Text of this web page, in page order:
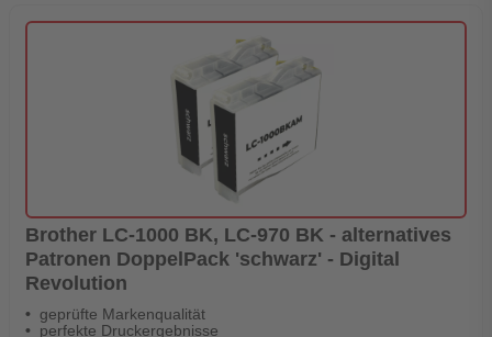
Brother LC-1000 BK, LC-970 BK - alternatives
Patronen DoppelPack 'schwarz' - Digital
Revolution
geprüfte Markenqualität
perfekte Druckergebnisse